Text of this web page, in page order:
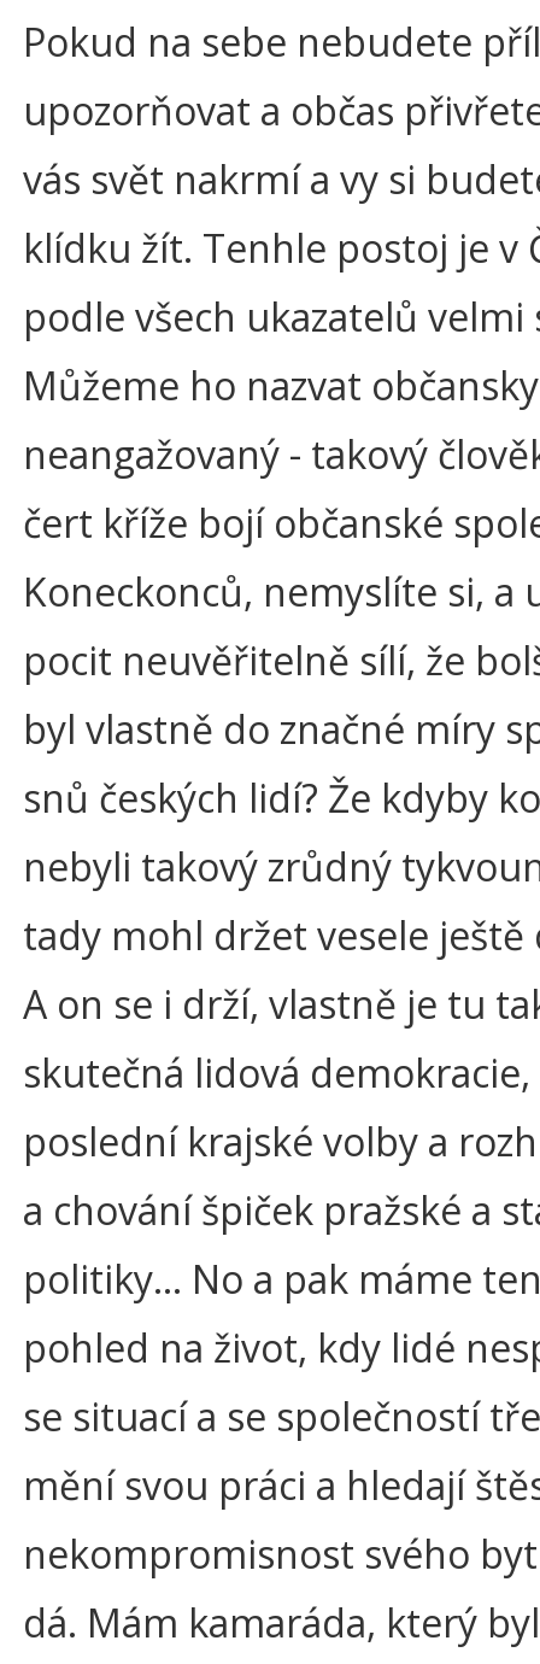
Pokud na sebe nebudete
upozorňovat a občas
vás svět nakrmí a vy si
klídku žít. Tenhle postoj je v
podle všech ukazatelů velmi
Můžeme ho nazvat občansky
neangažovaný - takový
čert kříže bojí občanské
Koneckonců, nemyslíte si, a
pocit neuvěřitelně sílí, že
byl vlastně do značné míry
snů českých lidí? Že kdyby
nebyli takový zrůdný
tady mohl držet vesele ještě
A on se i drží, vlastně je tu
skutečná lidová demokracie,
poslední krajské volby a
a chování špiček pražské a
politiky… No a pak máme
pohled na život, kdy lidé
se situací a se společností
mění svou práci a hledají
nekompromisnost svého
dá. Mám kamaráda, který